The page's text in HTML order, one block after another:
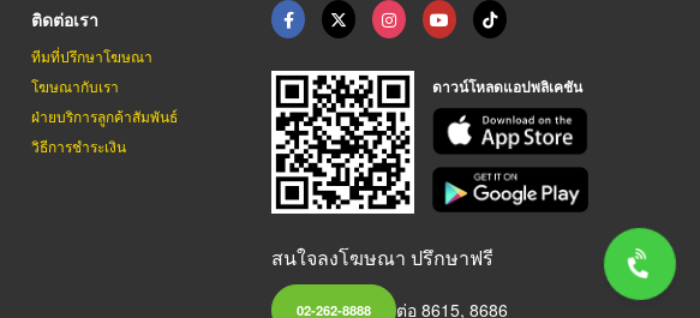
ติดต่อเรา
ทีมที่ปรึกษาโฆษณา
โฆษณากับเรา
ฝ่ายบริการลูกค้าสัมพันธ์
วิธีการชำระเงิน
ดาวน์โหลดแอปพลิเคชัน
สนใจลงโฆษณา ปรึกษาฟรี
02-262-8888 ต่อ 8615, 8686